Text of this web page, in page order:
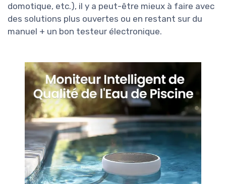
domotique, etc.), il y a peut-être mieux à faire avec
des solutions plus ouvertes ou en restant sur du
manuel + un bon testeur électronique.